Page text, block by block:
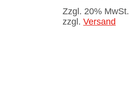
Zzgl. 20% MwSt.
zzgl. Versand